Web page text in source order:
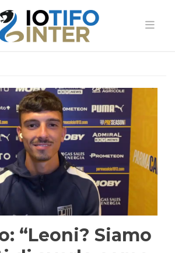
“Leoni? Siamo